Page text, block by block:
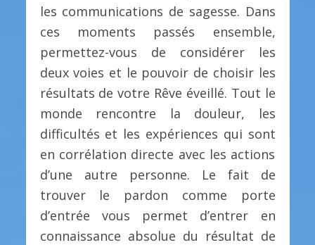
les communications de sagesse. Dans
ces moments passés ensemble,
permettez-vous de considérer les
deux voies et le pouvoir de choisir les
résultats de votre Rêve éveillé. Tout le
monde rencontre la douleur, les
difficultés et les expériences qui sont
en corrélation directe avec les actions
d’une autre personne. Le fait de
trouver le pardon comme porte
d’entrée vous permet d’entrer en
connaissance absolue du résultat de